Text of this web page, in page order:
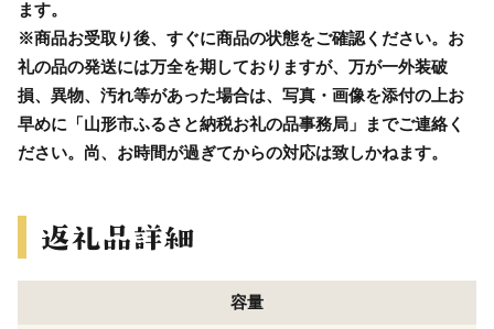
ます。
※商品お受取り後、すぐに商品の状態をご確認ください。お
礼の品の発送には万全を期しておりますが、万が一外装破
損、異物、汚れ等があった場合は、写真・画像を添付の上お
早めに「山形市ふるさと納税お礼の品事務局」までご連絡く
ださい。尚、お時間が過ぎてからの対応は致しかねます。
容量